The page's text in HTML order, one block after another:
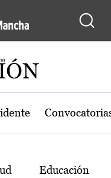
Castilla-La
Educación